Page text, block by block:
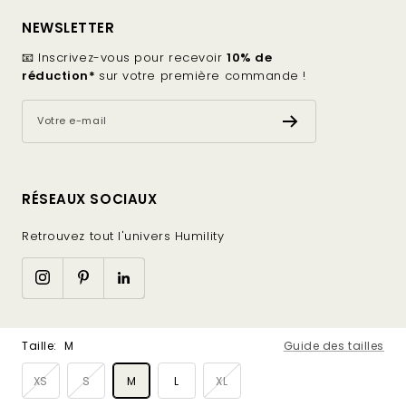
Taille: M Guide des tailles
XS S M L XL
NEWSLETTER
📧 Inscrivez-vous pour recevoir10% de
réduction* sur votre première commande !
Votre e-mail
RÉSEAUX SOCIAUX
Retrouvez tout l'univers Humility
Nous acceptons